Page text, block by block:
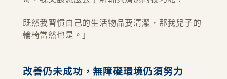
既然我習慣自己的生活物品要清潔，那我兒子的
輪椅當然也是。」
改善仍未成功，無障礙環境仍須努力